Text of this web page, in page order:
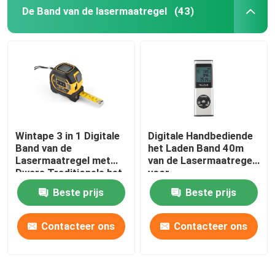
De Band van de lasermaatregel (43)
Wintape 3 in 1 Digitale
Band van de
Lasermaatregel met
Dwars Traditionele het
Staalband van de
LijnlaserBeste prijs
Contacteer ons
Digitale Handbediende
het Laden Band 40m
van de Lasermaatregel
voor
Binnenhuisvernieuwing
Beste prijs
Contacteer ons